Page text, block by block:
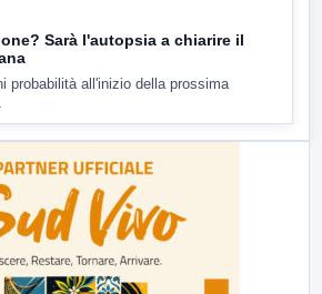
Sarà l'autopsia a chiarire il
probabilità all'inizio della prossima